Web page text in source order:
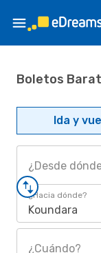
Boletos
Ida y
¿Desde
¿Hacia dónde?
Koundara
¿Cuándo?